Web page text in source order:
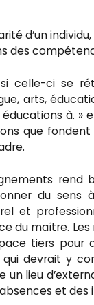
d’un
des
celle-ci se
arts,
éducations à.
que fondent
rend
du
et
du maître.
tiers pour
devrait y
lieu
et des